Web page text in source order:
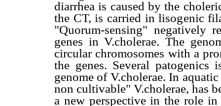
diarrhea is caused by the
the CT, is carried in lisogenic
"Quorum-sensing" negatively
genes in V.cholerae. The
circular chromosomes with a
the genes. Several patogenics
genome of V.cholerae. In
non cultivable" V.cholerae, has
a new perspective in the role